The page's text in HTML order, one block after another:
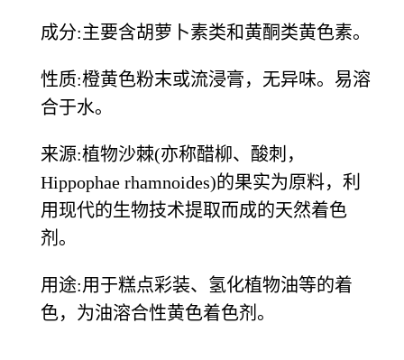
成分:主要含胡萝卜素类和黄酮类黄色素。
性质:橙黄色粉末或流浸膏，无异味。易溶
合于水。
来源:植物沙棘(亦称醋柳、酸刺，
Hippophae rhamnoides)的果实为原料，利
用现代的生物技术提取而成的天然着色
剂。
用途:用于糕点彩装、氢化植物油等的着
色，为油溶合性黄色着色剂。